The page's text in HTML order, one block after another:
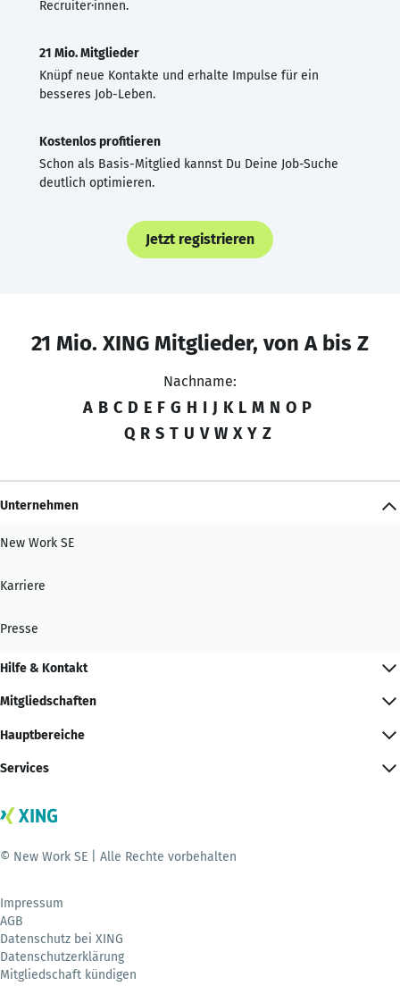
Recruiter·innen.
21 Mio. Mitglieder
Knüpf neue Kontakte und erhalte Impulse für ein
besseres Job-Leben.
Kostenlos profitieren
Schon als Basis-Mitglied kannst Du Deine Job-Suche
deutlich optimieren.
Jetzt registrieren
21 Mio. XING Mitglieder, von A bis Z
Nachname:
A B C D E F G H I J K L M N O P
Q R S T U V W X Y Z
Unternehmen
New Work SE
Karriere
Presse
Hilfe & Kontakt
Mitgliedschaften
Hauptbereiche
Services
© New Work SE | Alle Rechte vorbehalten
Impressum
AGB
Datenschutz bei XING
Datenschutzerklärung
Mitgliedschaft kündigen